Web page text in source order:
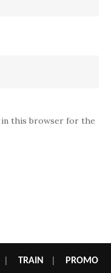
in this browser for the
TRAIN PROMO